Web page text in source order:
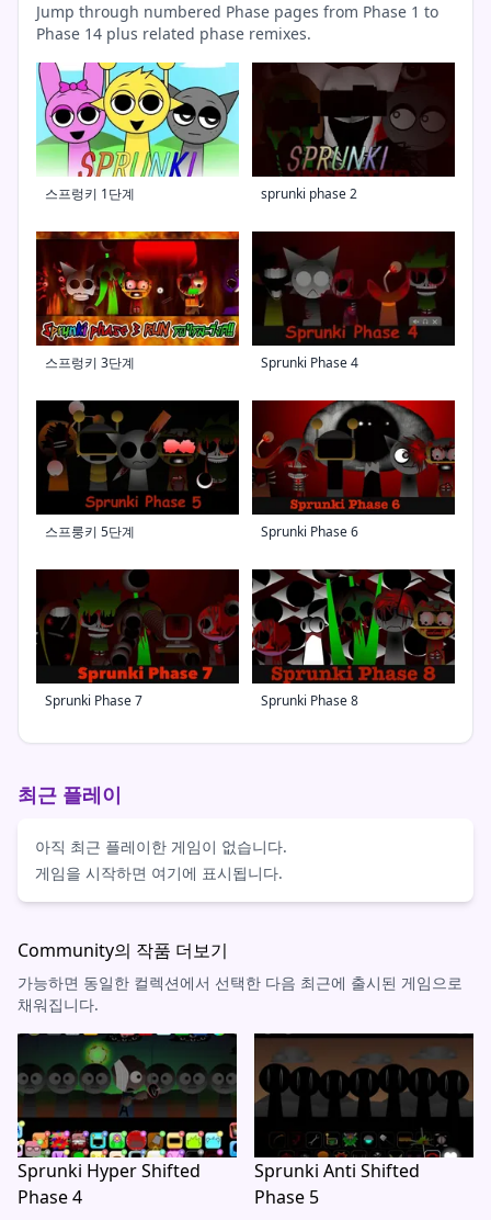
Jump through numbered Phase pages from Phase 1 to
Phase 14 plus related phase remixes.
스프렁키 1단계 sprunki phase 2
스프렁키 3단계 Sprunki Phase 4
스프룽키 5단계 Sprunki Phase 6
Sprunki Phase 7 Sprunki Phase 8
최근 플레이
아직 최근 플레이한 게임이 없습니다.
게임을 시작하면 여기에 표시됩니다.
Community의 작품 더보기
가능하면 동일한 컬렉션에서 선택한 다음 최근에 출시된 게임으로
채워집니다.
Sprunki Hyper Shifted
Phase 4
Sprunki Anti Shifted
Phase 5